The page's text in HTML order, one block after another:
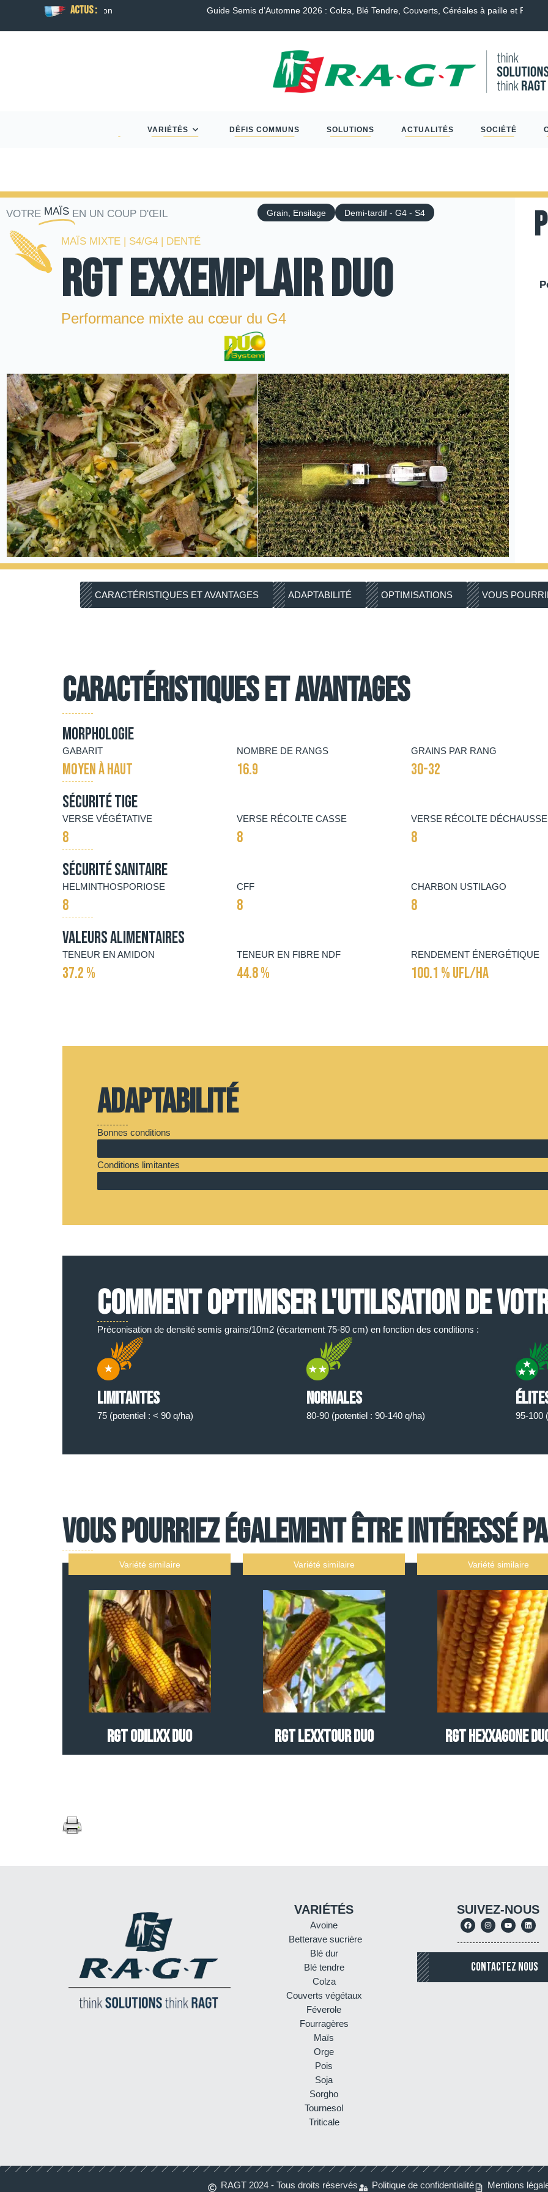
ACTUS : Guide Semis d’Automne 2026 : Colza, Blé Tendre, Couverts, Céréales à paille et Protéagineux…
VARIÉTÉS DÉFIS COMMUNS SOLUTIONS ACTUALITÉS SOCIÉTÉ
VOTRE MAÏS EN UN COUP D'ŒIL Grain, Ensilage Demi-tardif - G4 - S4
MAÏS MIXTE | S4/G4 | DENTÉ
RGT EXXEMPLAIR DUO
Performance mixte au cœur du G4
CARACTÉRISTIQUES ET AVANTAGES ADAPTABILITÉ OPTIMISATIONS VOUS
Caractéristiques et avantages
Morphologie
GABARIT
MOYEN À HAUT
NOMBRE DE RANGS
16.9
GRAINS PAR RANG
30-32
Sécurité tige
VERSE VÉGÉTATIVE
8
VERSE RÉCOLTE CASSE
8
VERSE RÉCOLTE
8
Sécurité Sanitaire
HELMINTHOSPORIOSE
8
CFF
8
CHARBON USTILAGO
8
Valeurs alimentaires
TENEUR EN AMIDON
37.2 %
TENEUR EN FIBRE NDF
44.8 %
RENDEMENT ÉNERGÉTIQUE
100.1 % UFL/HA
Adaptabilité
Bonnes conditions
Conditions limitantes
COMMENT OPTIMISER L'UTILISATION DE
Préconisation de densité semis grains/10m2 (écartement 75-80 cm) en fonction des conditions :
Limitantes
75 (potentiel : < 90 q/ha)
Normales
80-90 (potentiel : 90-140 q/ha) 95-100
Vous pourriez également être intéressé
Variété similaire
RGT ODILIXX DUO
Variété similaire
RGT LEXXTOUR DUO
Variété similaire
RGT HEXXAGONE
VARIÉTÉS
Avoine
Betterave sucrière
Blé dur
Blé tendre
Colza
Couverts végétaux
Féverole
Fourragères
Maïs
Orge
Pois
Soja
Sorgho
Tournesol
Triticale
SUIVEZ-NOUS
CONTACTEZ NOUS
RAGT 2024 - Tous droits réservés Politique de confidentialité Mentions